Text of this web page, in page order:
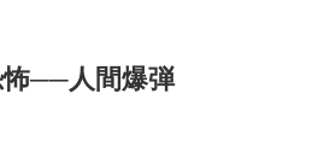
──人間爆弾